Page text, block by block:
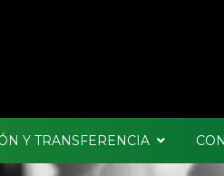
Y TRANSFERENCIA